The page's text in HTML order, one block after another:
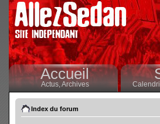
Accueil
Actus,Archives
Index du forum